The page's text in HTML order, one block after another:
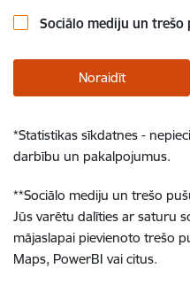
Sociālo mediju un trešo
Noraidīt
*Statistikas sīkdatnes -
darbību un pakalpojumus.
**Sociālo mediju un trešo
Jūs varētu dalīties ar saturu
mājaslapai pievienoto trešo
Maps, PowerBI vai citus.